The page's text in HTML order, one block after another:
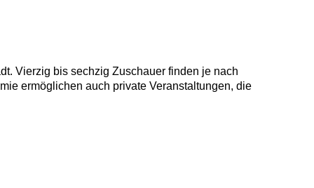
Vierzig bis sechzig Zuschauer finden je nach
ermöglichen auch private Veranstaltungen, die